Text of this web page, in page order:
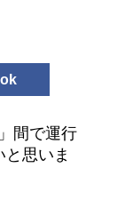
間で運行
思いま